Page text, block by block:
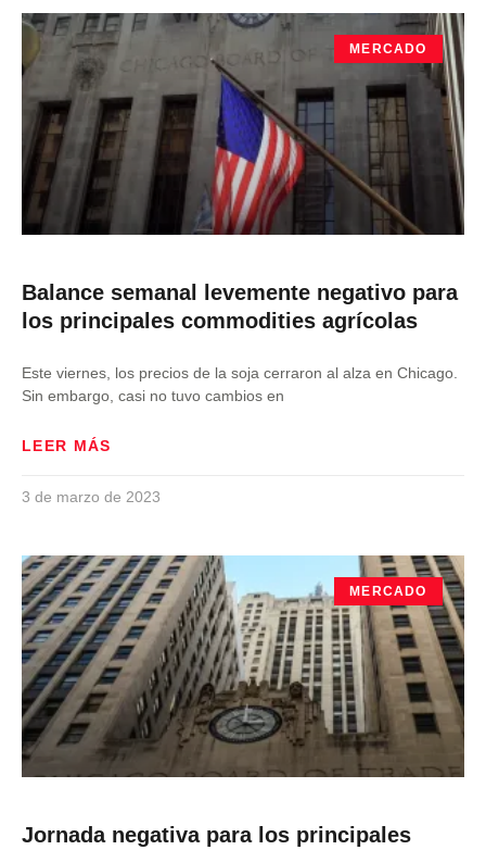
MERCADO
Balance semanal levemente negativo para
los principales commodities agrícolas
Este viernes, los precios de la soja cerraron al alza en Chicago.
Sin embargo, casi no tuvo cambios en
LEER MÁS
3 de marzo de 2023
MERCADO
Jornada negativa para los principales